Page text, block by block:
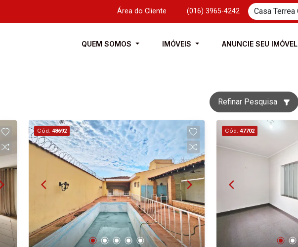
Área do Cliente (016) 3965-4242
QUEM SOMOS IMÓVEIS ANUNCIE SEU IMÓVEL
Refinar Pesquisa
Cód. 48692 Cód. 47702